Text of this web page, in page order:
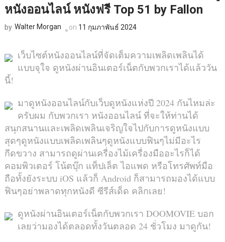
หนังออนไลน์ หนังฟรี Top 51 by Fallon
by Walter Morgan on 11 กุมภาพันธ์ 2024
เว็บไซต์หนังออนไลน์ที่จัดเต็มความเพลิดเพลินได้
แบบจุใจ ดูหนังผ่านอินเตอร์เน็ตกับพวกเราได้แล้ววัน
นี้!
มาดูหนังออนไลน์กับเว็บดูหนังแห่งปี 2024 กันไหมล่ะ
ครับผม กับพวกเรา หนังออนไลน์ ที่จะให้ท่านได้
สนุกสนานและเพลิดเพลินเจริญใจไปกับการดูหนังแบบ
สุดๆดูหนังแบบเพลิดเพลินๆดูหนังแบบฟินๆไม่มีอะไร
กีดขวาง สามารถดูผ่านเครื่องไม้เครื่องมืออะไรก็ได้
คอมพิวเตอร์ โน้ตบุ๊ก แท็ปเล็ต ไอแพด หรือโทรศัพท์มือ
ถือทั้งยังระบบ iOS แล้วก็ Android ก็สามารถมองได้แบบ
ฟินๆอย่าพลาดทุกหนังดี ซีรีส์เด็ด คลิกเลย!
ดูหนังผ่านอินเตอร์เน็ตกับพวกเรา DOOMOVIE บอก
เลยว่ามองได้ตลอดทั้งวันตลอด 24 ชั่วโมง มาดูกัน!